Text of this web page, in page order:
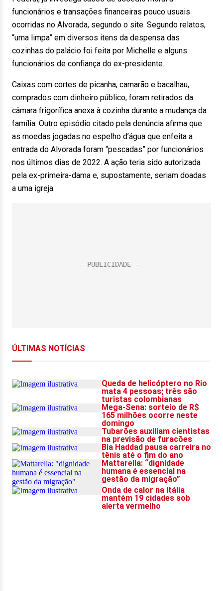
funcionários e transações financeiras pouco usuais
ocorridas no Alvorada, segundo o site. Segundo relatos,
“uma limpa” em diversos itens da despensa das
cozinhas do palácio foi feita por Michelle e alguns
funcionários de confiança do ex-presidente.
Caixas com cortes de picanha, camarão e bacalhau,
comprados com dinheiro público, foram retirados da
câmara frigorífica anexa à cozinha durante a mudança da
família. Outro episódio citado pela denúncia afirma que
as moedas jogadas no espelho d’água que enfeita a
entrada do Alvorada foram “pescadas” por funcionários
nos últimos dias de 2022. A ação teria sido autorizada
pela ex-primeira-dama e, supostamente, seriam doadas
a uma igreja.